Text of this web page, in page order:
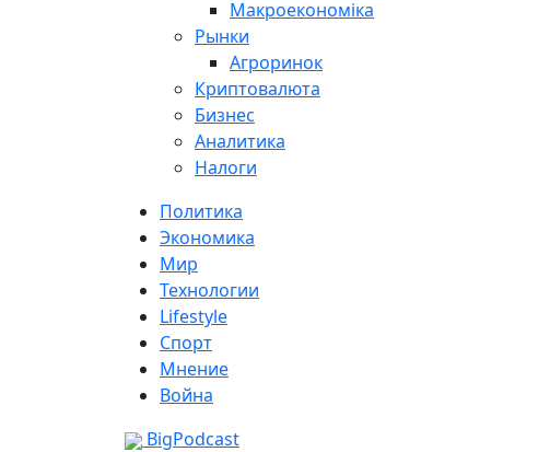
Макроекономіка
Рынки
Агроринок
Криптовалюта
Бизнес
Аналитика
Налоги
Политика
Экономика
Мир
Технологии
Lifestyle
Спорт
Мнение
Война
BigPodcast